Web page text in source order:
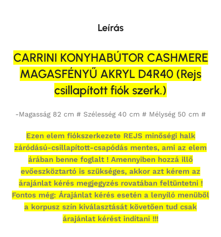
Leírás
CARRINI KONYHABÚTOR CASHMERE
MAGASFÉNYŰ AKRYL D4R40 (Rejs
csillapított fiók szerk.)
-Magasság 82 cm # Szélesség 40 cm # Mélység 50 cm #
Ezen elem fiókszerkezete REJS minőségi halk
záródású-csillapított-csapódás mentes, ami az elem
árában benne foglalt ! Amennyiben hozzá illő
evőeszköztartó is szükséges, akkor azt kérem az
árajánlat kérés megjegyzés rovatában feltüntetni !
Fontos még: Árajánlat kérés esetén a lenyíló menüből
a korpusz szín kiválasztását követően tud csak
árajánlat kérést indítani !!!